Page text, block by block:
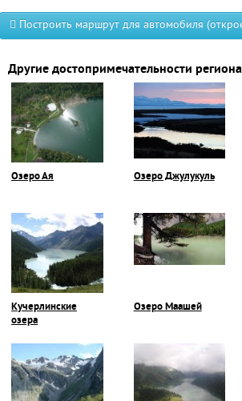
Построить маршрут для автомобиля
Другие достопримечательности
Озеро Ая Озеро Джулукуль
Кучерлинские
озера
Озеро Маашей